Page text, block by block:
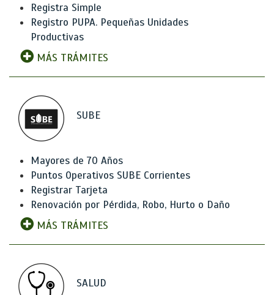
Registra Simple
Registro PUPA. Pequeñas Unidades
Productivas
MÁS TRÁMITES
SUBE
Mayores de 70 Años
Puntos Operativos SUBE Corrientes
Registrar Tarjeta
Renovación por Pérdida, Robo, Hurto o Daño
MÁS TRÁMITES
SALUD